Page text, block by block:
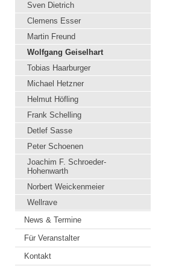
Sven Dietrich
Clemens Esser
Martin Freund
Wolfgang Geiselhart
Tobias Haarburger
Michael Hetzner
Helmut Höfling
Frank Schelling
Detlef Sasse
Peter Schoenen
Joachim F. Schroeder-
Hohenwarth
Norbert Weickenmeier
Wellrave
News & Termine
Für Veranstalter
Kontakt